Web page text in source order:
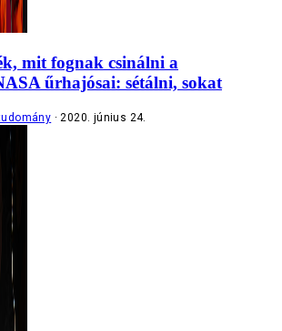
mit fognak csinálni a
űrhajósai: sétálni, sokat
2020. június 24.